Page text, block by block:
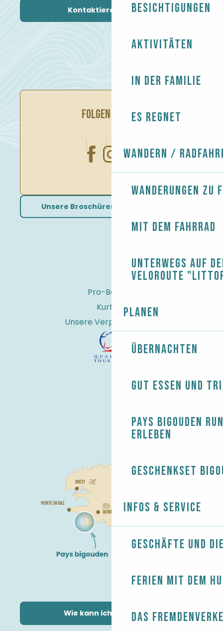
Besichtigungen
Aktivitäten
In der Familie
Es regnet
Wandern /
Wanderungen zu
Mit dem Fahrrad
Unterwegs auf
Veloroute
Planen
Übernachten
Gut essen und
Pays Bigouden
erleben
Geschenkset
Infos & Service
Geschäfte und
Ferien mit dem
Das
Kontaktieren Sie uns
FOLGEN SIE UNS
Unsere Broschüren herunterladen
Pro-Bereich
Kurtaxe
Unsere Verpflichtungen
Wie kann ich kommen?